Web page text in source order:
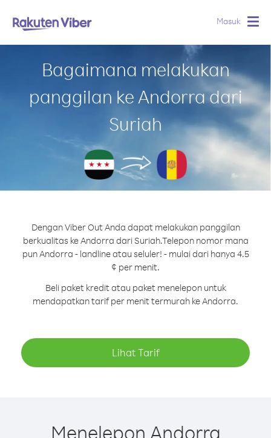
Masuk
Bagaimana melakukan
panggilan ke Andorra dari
Suriah
Dengan Viber Out Anda dapat melakukan panggilan
berkualitas ke Andorra dari Suriah.Telepon nomor mana
pun Andorra - landline atau seluler! - mulai dari hanya 4.5
¢ per menit.
Beli paket kredit atau paket menelepon untuk
mendapatkan tarif per menit termurah ke Andorra.
Lihat Tarif
Menelepon Andorra